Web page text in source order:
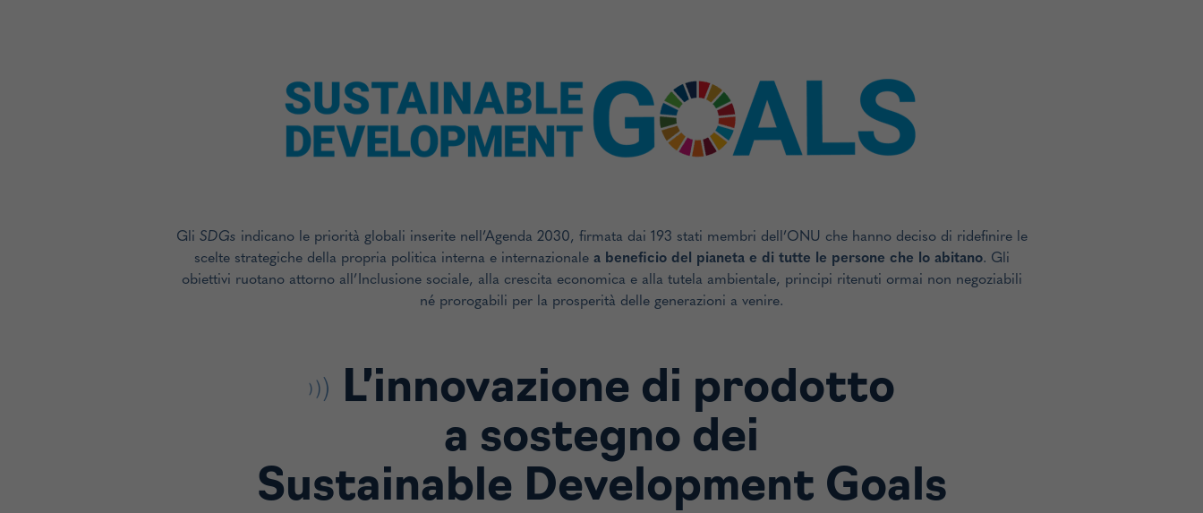
Gli SDGs indicano le priorità globali inserite nell’Agenda 2030, firmata dai 193 stati membri dell’ONU che hanno deciso di ridefinire le
scelte strategiche della propria politica interna e internazionale a beneficio del pianeta e di tutte le persone che lo abitano. Gli
obiettivi ruotano attorno all’Inclusione sociale, alla crescita economica e alla tutela ambientale, principi ritenuti ormai non negoziabili
né prorogabili per la prosperità delle generazioni a venire.
L’innovazione di prodotto
a sostegno dei
Sustainable Development Goals